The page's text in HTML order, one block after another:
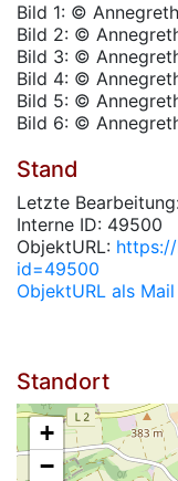
Bild 1: ©
Bild 2: ©
Bild 3: ©
Bild 4: ©
Bild 5: ©
Bild 6: ©
Stand
Letzte
Interne ID: 49500
ObjektURL:
id=49500
ObjektURL als
Standort
+
−